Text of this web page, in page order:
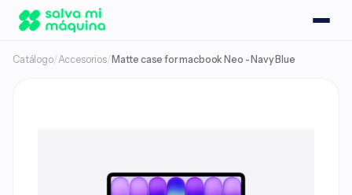
Catálogo/Accesorios/ Matte case for macbook Neo - Navy Blue